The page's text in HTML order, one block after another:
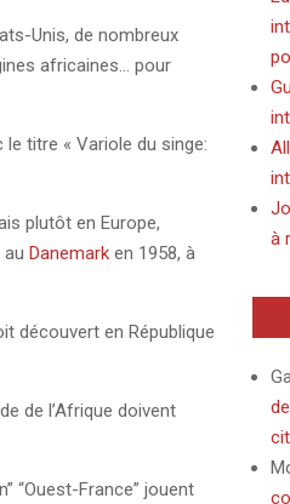
Unis, de nombreux
africaines… pour
titre « Variole du singe:
plutôt en Europe,
Danemark en 1958, à
découvert en République
de l’Afrique doivent
“Ouest-France” jouent
à